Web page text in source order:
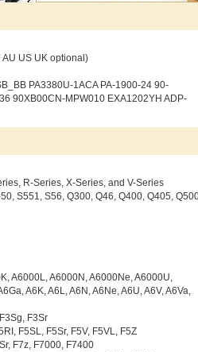
US UK optional)
PA3380U-1ACA PA-1900-24 90-
90XB00CN-MPW010 EXA1202YH ADP-
R-Series, X-Series, and V-Series
S551, S56, Q300, Q46, Q400, Q405,
A6000L, A6000N, A6000Ne, A6000U,
A6K, A6L, A6N, A6Ne, A6U, A6V, A6Va,
F3Sr
F5SL, F5Sr, F5V, F5VL, F5Z
F7z, F7000, F7400